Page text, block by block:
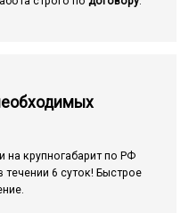
на крупногабарит по РФ
течении 6 суток! Быстрое